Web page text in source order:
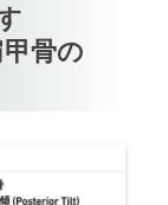
骨の